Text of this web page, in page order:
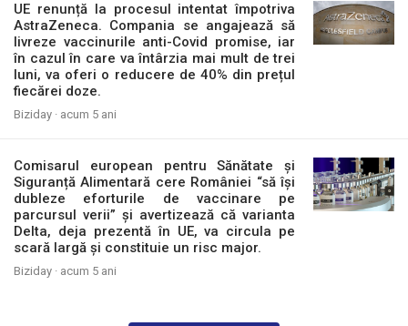
UE renunță la procesul intentat împotriva
AstraZeneca. Compania se angajează să
livreze vaccinurile anti-Covid promise, iar
în cazul în care va întârzia mai mult de trei
luni, va oferi o reducere de 40% din prețul
fiecărei doze.
Biziday · acum 5 ani
Comisarul european pentru Sănătate și
Siguranță Alimentară cere României “să își
dubleze eforturile de vaccinare pe
parcursul verii” și avertizează că varianta
Delta, deja prezentă în UE, va circula pe
scară largă și constituie un risc major.
Biziday · acum 5 ani